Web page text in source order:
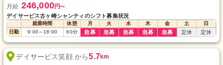
月給 246,000円〜
デイサービス古ヶ崎シャンティのシフト募集状況
就業時間 休憩 月 火 水 木 金 土
日
日勤
9:00～18:00 60分 急募 急募 急募 急募 急募 定休 定休
デイサービス笑顔 から5.7km